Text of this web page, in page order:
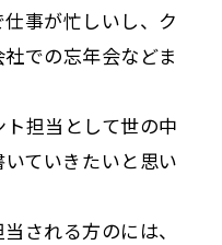
事が忙しいし、ク
での忘年会などま
担当として世の中
ていきたいと思い
される方のには、